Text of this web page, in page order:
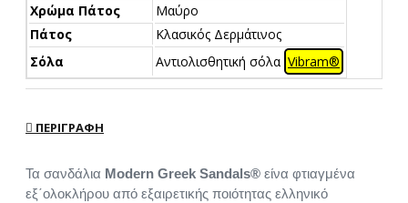
Χρώμα Πάτος
Μαύρο
Πάτος
Κλασικός Δερμάτινος
Σόλα
Αντιολισθητική σόλα Vibram®
ΠΕΡΙΓΡΑΦΉ
Τα σανδάλια Modern Greek Sandals® είνα φτιαγμένα
εξ΄ολοκλήρου από εξαιρετικής ποιότητας ελληνικό